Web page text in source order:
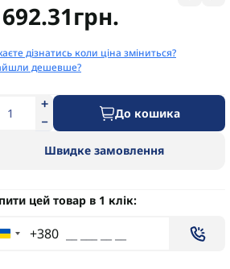
дізнатись коли ціна зміниться?
дешевше?
До кошика
Швидке замовлення
цей товар в 1 клік:
+380